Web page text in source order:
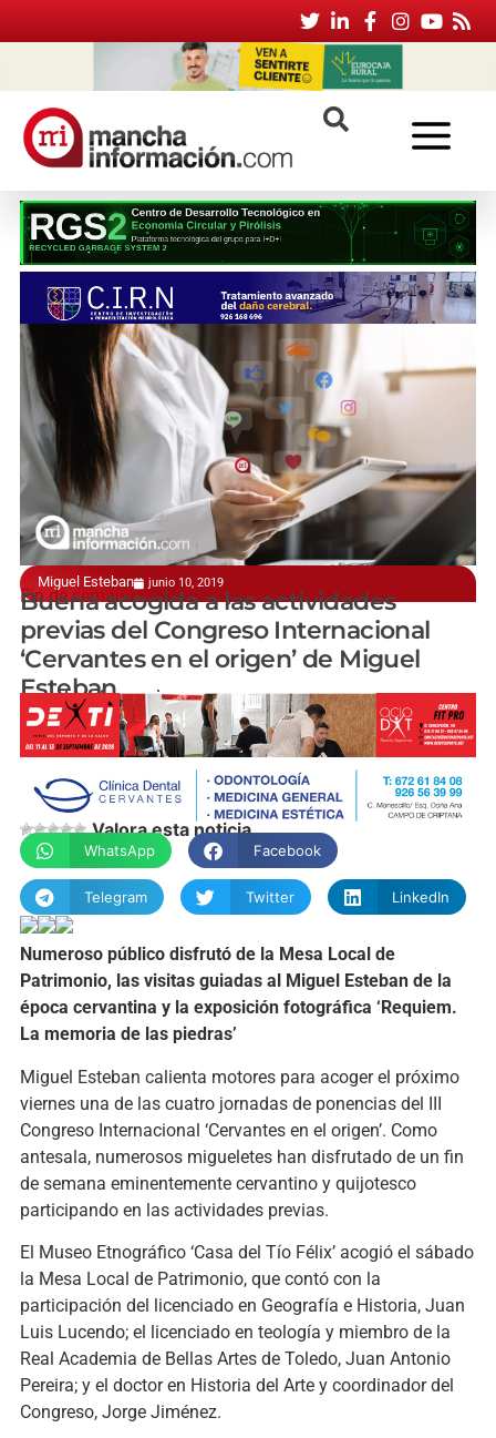
Miguel Esteban junio 10, 2019
Fin de semana cervantino y quijotesco
Buena acogida a las actividades
previas del Congreso Internacional
‘Cervantes en el origen’ de Miguel
Esteban
manchainformacion.com
Valora esta noticia
WhatsApp Facebook
Telegram Twitter LinkedIn
Numeroso público disfrutó de la Mesa Local de
Patrimonio, las visitas guiadas al Miguel Esteban de la
época cervantina y la exposición fotográfica ‘Requiem.
La memoria de las piedras’
Miguel Esteban calienta motores para acoger el próximo
viernes una de las cuatro jornadas de ponencias del III
Congreso Internacional ‘Cervantes en el origen’. Como
antesala, numerosos migueletes han disfrutado de un fin
de semana eminentemente cervantino y quijotesco
participando en las actividades previas.
El Museo Etnográfico ‘Casa del Tío Félix’ acogió el sábado
la Mesa Local de Patrimonio, que contó con la
participación del licenciado en Geografía e Historia, Juan
Luis Lucendo; el licenciado en teología y miembro de la
Real Academia de Bellas Artes de Toledo, Juan Antonio
Pereira; y el doctor en Historia del Arte y coordinador del
Congreso, Jorge Jiménez.